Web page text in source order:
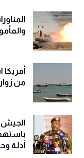
من
الجيش
أدلة